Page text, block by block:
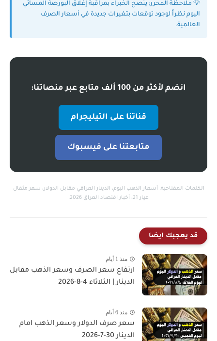
💡 ملاحظة المحرر: ينصح الخبراء بمراقبة إغلاق البورصة المسائي
اليوم نظراً لوجود توقعات بتغيرات جديدة في أسعار الصرف
العالمية.
انضم لأكثر من 100 ألف متابع عبر منصاتنا:
قناتنا على التيليجرام
متابعتنا على فيسبوك
الكلمات المفتاحية: أسعار الذهب اليوم، الدينار العراقي مقابل الدولار، سعر مثقال
عيار 21، أخبار اقتصاد العراق 2026.
قد يعجبك ايضا
منذ 1 أيام
ارتفاع سعر الصرف وسعر الذهب مقابل
الدينار | الثلاثاء 4-8-2026
منذ 6 أيام
سعر صرف الدولار وسعر الذهب امام
الدينار 30-7-2026